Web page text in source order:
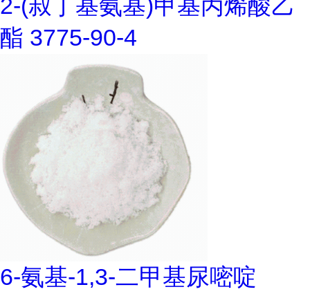
2-(叔丁基氨基)甲基丙烯酸乙
酯 3775-90-4
6-氨基-1,3-二甲基尿嘧啶